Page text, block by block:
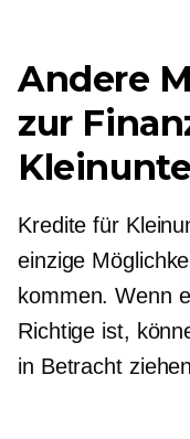
Andere
zur
Kredite für
einzige
kommen. Wenn
Richtige ist,
in Betracht